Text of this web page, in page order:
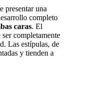
presentar una
completo
caras. El
ser completamente
Las estípulas, de
y tienden a